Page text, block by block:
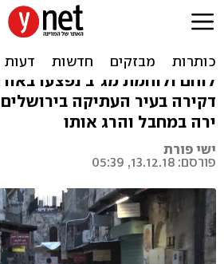
שני לוחמי מג"ב
בפיגוע דקירה
לוחם ולוחמת מג"ב נפצעו
דקירה בעיר העתיקה
ירה במחבל והרג אותו
ישי פורת
פורסם: 13.12.18, 05:39